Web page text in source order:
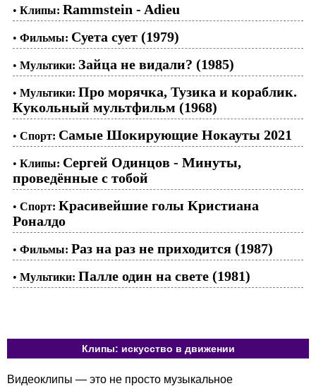
• Клипы: Rammstein - Adieu
• Фильмы: Суета сует (1979)
• Мультики: Зайца не видали? (1985)
• Мультики: Про морячка, Тузика и кораблик.
Кукольный мультфильм (1968)
• Спорт: Самые Шокирующие Нокауты 2021
• Клипы: Сергей Одинцов - Минуты,
проведённые с тобой
• Спорт: Красивейшие голы Кристиана
Роналдо
• Фильмы: Раз на раз не приходится (1987)
• Мультики: Палле один на свете (1981)
Клипы: искусство в движении
Видеоклипы — это не просто музыкальное